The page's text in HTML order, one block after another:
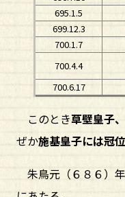
695.1.5
699.12.3
700.1.7
700.4.4
700.6.17
このとき草壁皇子
ぜか施基皇子には冠
朱鳥元（６８６）